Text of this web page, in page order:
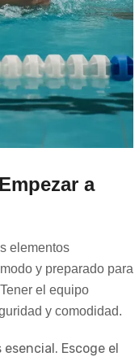
a
elementos
y preparado para
el equipo
y comodidad.
Escoge el